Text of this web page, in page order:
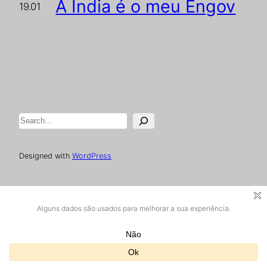
19.01 A Índia é o meu Engov
Pesquisar
Designed with WordPress